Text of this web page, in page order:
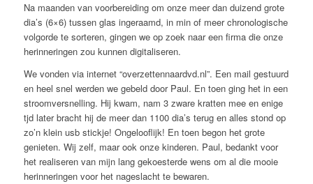
Na maanden van voorbereiding om onze meer dan duizend grote
dia’s (6×6) tussen glas ingeraamd, in min of meer chronologische
volgorde te sorteren, gingen we op zoek naar een firma die onze
herinneringen zou kunnen digitaliseren.
We vonden via internet “overzettennaardvd.nl”. Een mail gestuurd
en heel snel werden we gebeld door Paul. En toen ging het in een
stroomversnelling. Hij kwam, nam 3 zware kratten mee en enige
tjd later bracht hij de meer dan 1100 dia’s terug en alles stond op
zo’n klein usb stickje! Ongelooflijk! En toen begon het grote
genieten. Wij zelf, maar ook onze kinderen. Paul, bedankt voor
het realiseren van mijn lang gekoesterde wens om al die mooie
herinneringen voor het nageslacht te bewaren.